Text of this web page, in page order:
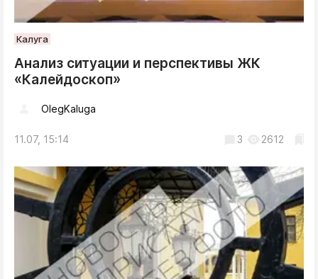
Калуга
Анализ ситуации и перспективы ЖК
«Калейдоскоп»
OlegKaluga
11.07, 15:14 3 2612